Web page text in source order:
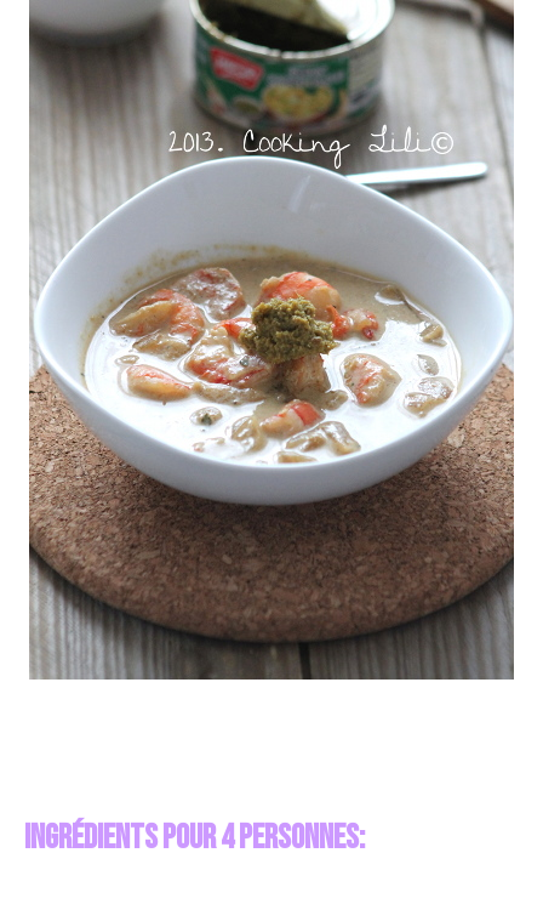
Ingrédients pour 4 personnes: